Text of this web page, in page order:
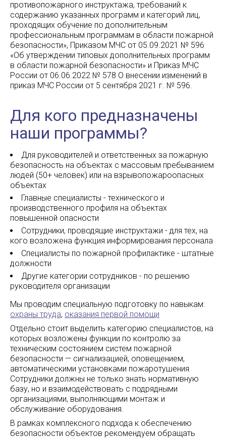
противопожарного инструктажа, требований к
содержанию указанных программ и категорий лиц,
проходящих обучение по дополнительным
профессиональным программам в области пожарной
безопасности», Приказом МЧС от 05.09.2021 № 596
«Об утверждении типовых дополнительных программ
в области пожарной безопасности» и Приказ МЧС
России от 06.06.2022 № 578 О внесении изменений в
приказ МЧС России от 5 сентября 2021 г. № 596.
Для кого предназначены
наши программы?
Для руководителей и ответственных за пожарную
безопасность на объектах с массовым пребыванием
людей (50+ человек) или на взрывопожароопасных
объектах
Главные специалисты - технического и
производственного профиля на объектах
повышенной опасности
Сотрудники, проводящие инструктажи - для тех, на
кого возложена функция информирования персонала
Специалисты по пожарной профилактике - штатные
должности
Другие категории сотрудников - по решению
руководителя организации
Мы проводим специальную подготовку по навыкам:
охраны труда, оказания первой помощи
Отдельно стоит выделить категорию специалистов, на
которых возложены функции по контролю за
техническим состоянием систем пожарной
безопасности — сигнализацией, оповещением,
автоматическими установками пожаротушения.
Cотрудники должны не только знать нормативную
базу, но и взаимодействовать с подрядными
организациями, выполняющими монтаж и
обслуживание оборудования.
В рамках комплексного подхода к обеспечению
безопасности объектов рекомендуем обращать